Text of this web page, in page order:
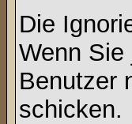
Die
Wenn
Benutzer
schicken.